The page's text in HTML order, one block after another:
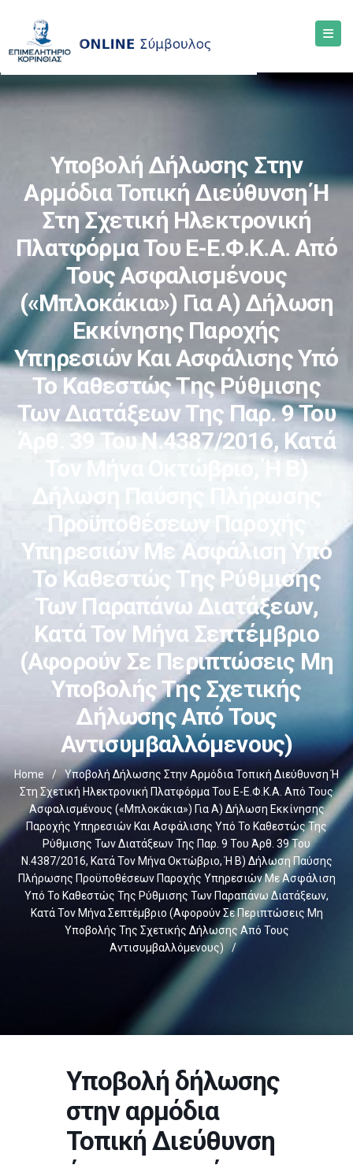
Υποβολή Δήλωσης Στην
Αρμόδια Τοπική Διεύθυνση Ή
Στη Σχετική Ηλεκτρονική
Πλατφόρμα Του E-Ε.Φ.Κ.Α. Από
Τους Ασφαλισμένους
(«μπλοκάκια») Για Α) Δήλωση
Εκκίνησης Παροχής
Υπηρεσιών Και Ασφάλισης Υπό
Το Καθεστώς Της Ρύθμισης
Των Διατάξεων Της Παρ. 9 Του
Άρθ. 39 Του Ν.4387/2016, Κατά
Τον Μήνα Οκτώβριο, Ή Β)
Δήλωση Παύσης Πλήρωσης
Προϋποθέσεων Παροχής
Υπηρεσιών Με Ασφάλιση Υπό
Το Καθεστώς Της Ρύθμισης
Των Παραπάνω Διατάξεων,
Κατά Τον Μήνα Σεπτέμβριο
(αφορούν Σε Περιπτώσεις Μη
Υποβολής Της Σχετικής
Δήλωσης Από Τους
Αντισυμβαλλόμενους)
Home /
Υποβολή Δήλωσης Στην Αρμόδια Τοπική Διεύθυνση Ή
Στη Σχετική Ηλεκτρονική Πλατφόρμα Του E-Ε.Φ.Κ.Α. Από Τους
Ασφαλισμένους («μπλοκάκια») Για Α) Δήλωση Εκκίνησης
Παροχής Υπηρεσιών Και Ασφάλισης Υπό Το Καθεστώς Της
Ρύθμισης Των Διατάξεων Της Παρ. 9 Του Άρθ. 39 Του
Ν.4387/2016, Κατά Τον Μήνα Οκτώβριο, Ή Β) Δήλωση Παύσης
Πλήρωσης Προϋποθέσεων Παροχής Υπηρεσιών Με Ασφάλιση
Υπό Το Καθεστώς Της Ρύθμισης Των Παραπάνω Διατάξεων,
Κατά Τον Μήνα Σεπτέμβριο (αφορούν Σε Περιπτώσεις Μη
Υποβολής Της Σχετικής Δήλωσης Από Τους
Αντισυμβαλλόμενους)
/
Υποβολή δήλωσης
στην αρμόδια
Τοπική Διεύθυνση